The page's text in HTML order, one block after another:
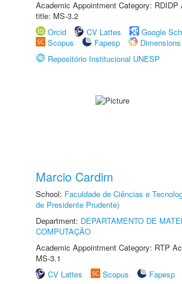
Academic Appointment Category: RDIDP
title: MS-3.2
Orcid
CV Lattes
Google
Scopus
Fapesp
Dimensions
Repositório Institucional UNESP
Marcio Cardim
School: Faculdade de Ciências e
de Presidente Prudente)
Department: DEPARTAMENTO DE
COMPUTAÇÃO
Academic Appointment Category: RTP
MS-3.1
CV Lattes
Scopus
Fapesp